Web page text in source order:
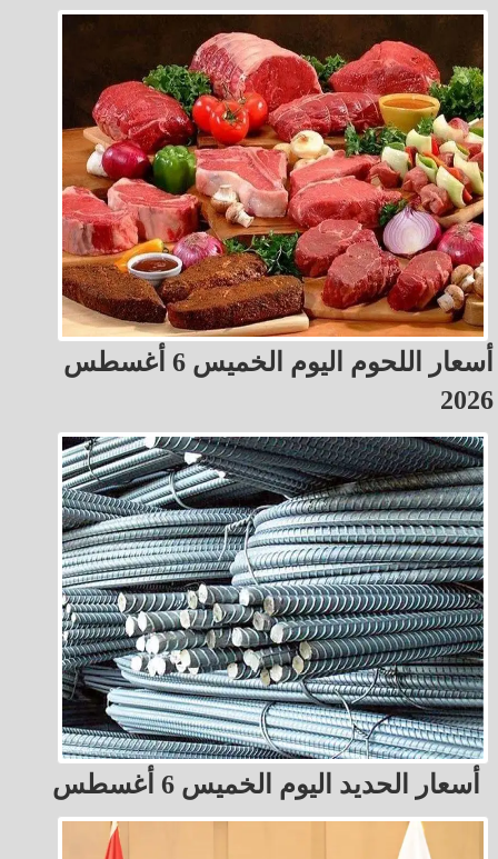
أسعار اللحوم اليوم الخميس 6 أغسطس
2026
أسعار الحديد اليوم الخميس 6 أغسطس